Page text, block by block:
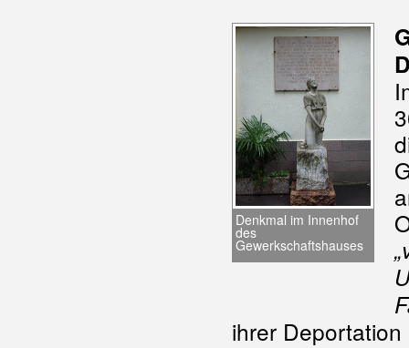
Denkmal im Innenhof
des
Gewerkschaftshauses
ihrer